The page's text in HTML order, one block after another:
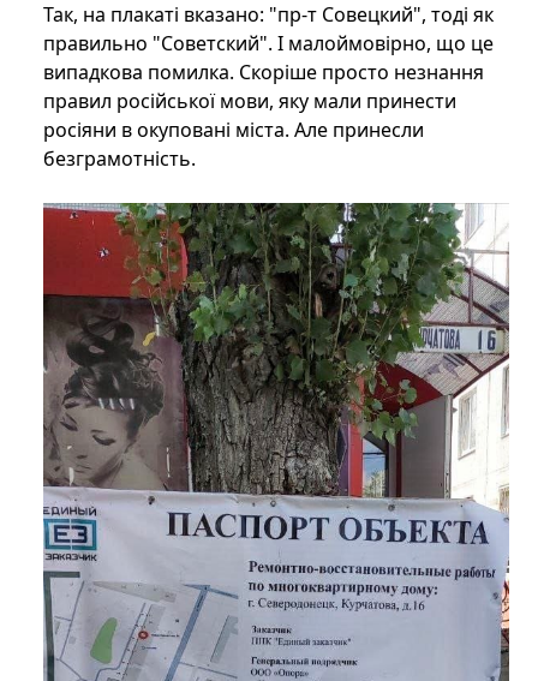
Так, на плакаті вказано: "пр-т Совецкий", тоді як
правильно "Советский". І малоймовірно, що це
випадкова помилка. Скоріше просто незнання
правил російської мови, яку мали принести
росіяни в окуповані міста. Але принесли
безграмотність.